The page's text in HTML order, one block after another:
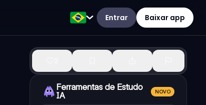
Entrar Baixar app
Ferramentas de Estudo
IA
NOVO